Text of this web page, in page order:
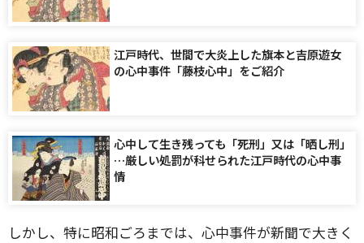
江戸時代、世間で大炎上した旗本と吉原遊女
の心中事件「藤枝心中」をご紹介
心中して生き残っても「死刑」又は「晒し刑」
…厳しい処罰が科せられた江戸時代の心中事
情
しかし、特に昭和ごろまでは、心中事件が新聞で大きく